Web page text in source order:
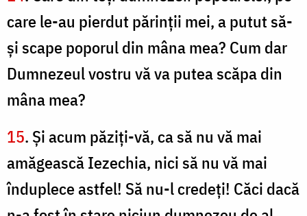
care le-au pierdut părinţii mei, a putut să-
şi scape poporul din mâna mea? Cum dar
Dumnezeul vostru vă va putea scăpa din
mâna mea?
15. Şi acum păziţi-vă, ca să nu vă mai
amăgească Iezechia, nici să nu vă mai
înduplece astfel! Să nu-l credeţi! Căci dacă